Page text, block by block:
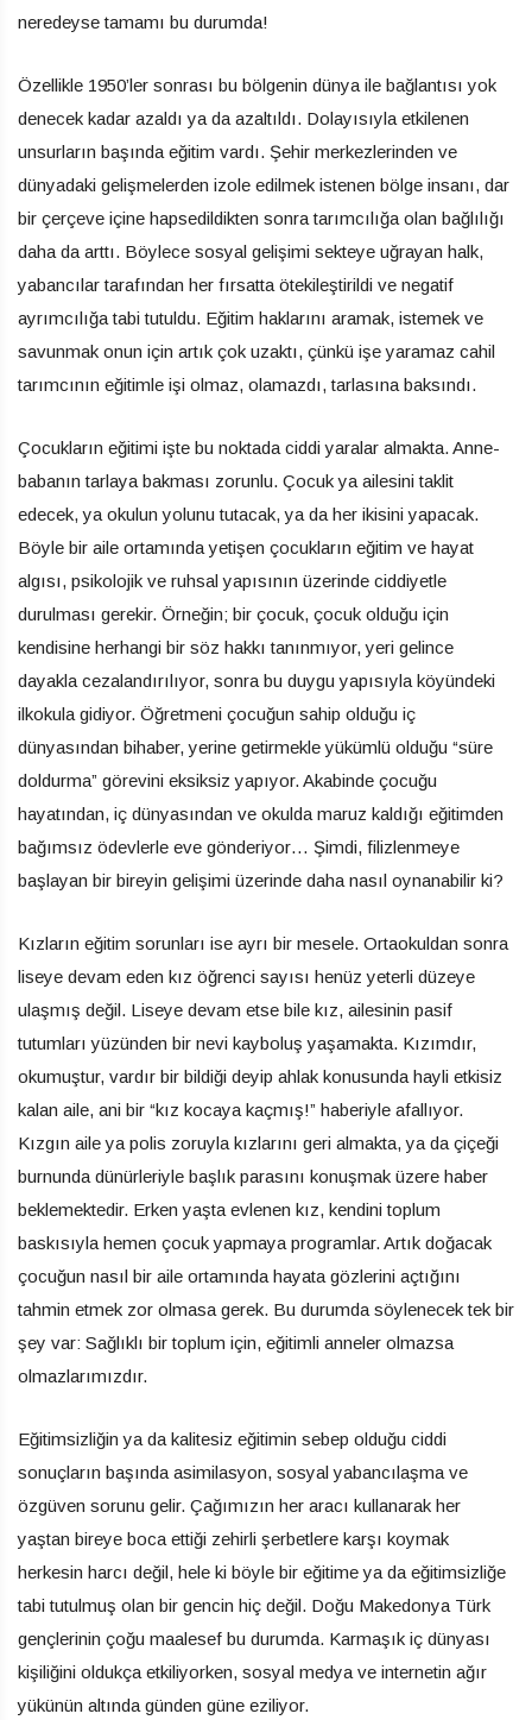
neredeyse tamamı bu durumda!
Özellikle 1950’ler sonrası bu bölgenin dünya ile bağlantısı yok
denecek kadar azaldı ya da azaltıldı. Dolayısıyla etkilenen
unsurların başında eğitim vardı. Şehir merkezlerinden ve
dünyadaki gelişmelerden izole edilmek istenen bölge insanı, dar
bir çerçeve içine hapsedildikten sonra tarımcılığa olan bağlılığı
daha da arttı. Böylece sosyal gelişimi sekteye uğrayan halk,
yabancılar tarafından her fırsatta ötekileştirildi ve negatif
ayrımcılığa tabi tutuldu. Eğitim haklarını aramak, istemek ve
savunmak onun için artık çok uzaktı, çünkü işe yaramaz cahil
tarımcının eğitimle işi olmaz, olamazdı, tarlasına baksındı.
Çocukların eğitimi işte bu noktada ciddi yaralar almakta. Anne-
babanın tarlaya bakması zorunlu. Çocuk ya ailesini taklit
edecek, ya okulun yolunu tutacak, ya da her ikisini yapacak.
Böyle bir aile ortamında yetişen çocukların eğitim ve hayat
algısı, psikolojik ve ruhsal yapısının üzerinde ciddiyetle
durulması gerekir. Örneğin; bir çocuk, çocuk olduğu için
kendisine herhangi bir söz hakkı tanınmıyor, yeri gelince
dayakla cezalandırılıyor, sonra bu duygu yapısıyla köyündeki
ilkokula gidiyor. Öğretmeni çocuğun sahip olduğu iç
dünyasından bihaber, yerine getirmekle yükümlü olduğu “süre
doldurma” görevini eksiksiz yapıyor. Akabinde çocuğu
hayatından, iç dünyasından ve okulda maruz kaldığı eğitimden
bağımsız ödevlerle eve gönderiyor… Şimdi, filizlenmeye
başlayan bir bireyin gelişimi üzerinde daha nasıl oynanabilir ki?
Kızların eğitim sorunları ise ayrı bir mesele. Ortaokuldan sonra
liseye devam eden kız öğrenci sayısı henüz yeterli düzeye
ulaşmış değil. Liseye devam etse bile kız, ailesinin pasif
tutumları yüzünden bir nevi kayboluş yaşamakta. Kızımdır,
okumuştur, vardır bir bildiği deyip ahlak konusunda hayli etkisiz
kalan aile, ani bir “kız kocaya kaçmış!” haberiyle afallıyor.
Kızgın aile ya polis zoruyla kızlarını geri almakta, ya da çiçeği
burnunda dünürleriyle başlık parasını konuşmak üzere haber
beklemektedir. Erken yaşta evlenen kız, kendini toplum
baskısıyla hemen çocuk yapmaya programlar. Artık doğacak
çocuğun nasıl bir aile ortamında hayata gözlerini açtığını
tahmin etmek zor olmasa gerek. Bu durumda söylenecek tek bir
şey var: Sağlıklı bir toplum için, eğitimli anneler olmazsa
olmazlarımızdır.
Eğitimsizliğin ya da kalitesiz eğitimin sebep olduğu ciddi
sonuçların başında asimilasyon, sosyal yabancılaşma ve
özgüven sorunu gelir. Çağımızın her aracı kullanarak her
yaştan bireye boca ettiği zehirli şerbetlere karşı koymak
herkesin harcı değil, hele ki böyle bir eğitime ya da eğitimsizliğe
tabi tutulmuş olan bir gencin hiç değil. Doğu Makedonya Türk
gençlerinin çoğu maalesef bu durumda. Karmaşık iç dünyası
kişiliğini oldukça etkiliyorken, sosyal medya ve internetin ağır
yükünün altında günden güne eziliyor.